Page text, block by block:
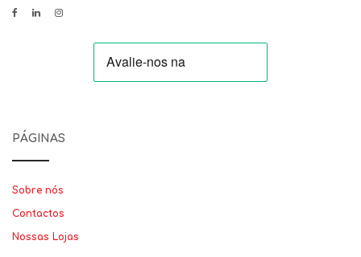
PÁGINAS
Sobre nós
Contactos
Nossas Lojas